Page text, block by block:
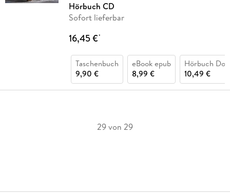
Hörbuch CD
Sofort lieferbar
16,45 €*
Taschenbuch
9,90 €
eBook epub
8,99 €
Hörbuch
10,49 €
29 von 29